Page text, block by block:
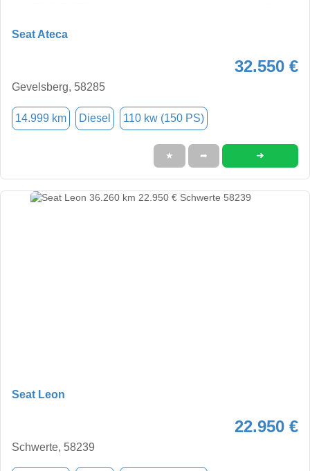
Seat Ateca
32.550 €
Gevelsberg, 58285
14.999 km Diesel 110 kw (150 PS)
★ ➦ ➜
Seat Leon
22.950 €
Schwerte, 58239